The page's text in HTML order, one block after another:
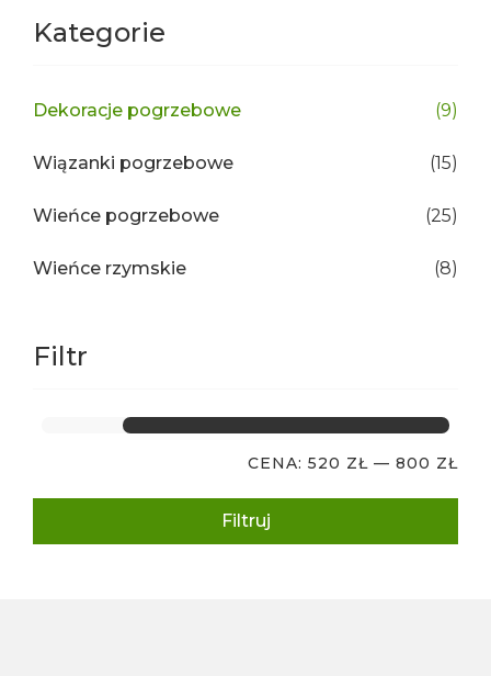
Kategorie
Dekoracje pogrzebowe (9)
Wiązanki pogrzebowe (15)
Wieńce pogrzebowe (25)
Wieńce rzymskie (8)
Filtr
Filtruj
CENA: 520 ZŁ — 800 ZŁ